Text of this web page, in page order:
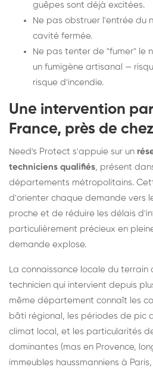
guêpes sont déjà excitées.
Ne pas obstruer l'entrée du
cavité fermée.
Ne pas tenter de "fumer" le
un fumigène artisanal —
risque d'incendie.
Une intervention
France, près de
Need's Protect s'appuie sur un
techniciens qualifiés, présent
départements métropolitains.
d'orienter chaque demande vers
proche et de réduire les délais
particulièrement précieux en
demande explose.
La connaissance locale du terrain
technicien qui intervient depuis
même département connaît les
bâti régional, les périodes de pic
climat local, et les particularités
dominantes (mas en Provence,
immeubles haussmanniens à